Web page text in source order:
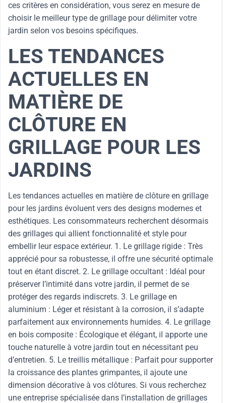
ces critères en considération, vous serez en mesure de
choisir le meilleur type de grillage pour délimiter votre
jardin selon vos besoins spécifiques.
LES TENDANCES
ACTUELLES EN
MATIÈRE DE
CLÔTURE EN
GRILLAGE POUR LES
JARDINS
Les tendances actuelles en matière de clôture en grillage
pour les jardins évoluent vers des designs modernes et
esthétiques. Les consommateurs recherchent désormais
des grillages qui allient fonctionnalité et style pour
embellir leur espace extérieur. 1. Le grillage rigide : Très
apprécié pour sa robustesse, il offre une sécurité optimale
tout en étant discret. 2. Le grillage occultant : Idéal pour
préserver l’intimité dans votre jardin, il permet de se
protéger des regards indiscrets. 3. Le grillage en
aluminium : Léger et résistant à la corrosion, il s’adapte
parfaitement aux environnements humides. 4. Le grillage
en bois composite : Écologique et élégant, il apporte une
touche naturelle à votre jardin tout en nécessitant peu
d’entretien. 5. Le treillis métallique : Parfait pour supporter
la croissance des plantes grimpantes, il ajoute une
dimension décorative à vos clôtures. Si vous recherchez
une entreprise spécialisée dans l’installation de grillages